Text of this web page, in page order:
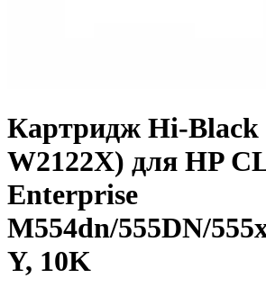
Картридж Hi-Black
W2122X) для HP
Enterprise
M554dn/555DN/
Y, 10K